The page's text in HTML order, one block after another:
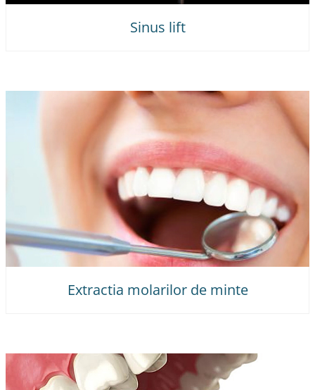
Sinus lift
Extractia molarilor de minte